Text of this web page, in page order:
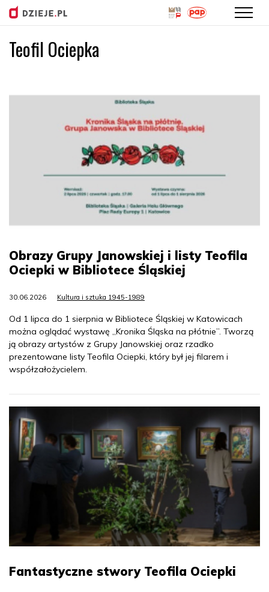
Teofil Ociepka
Obrazy Grupy Janowskiej i listy Teofila
Ociepki w Bibliotece Śląskiej
30.06.2026 Kultura i sztuka 1945-1989
Od 1 lipca do 1 sierpnia w Bibliotece Śląskiej w Katowicach
można oglądać wystawę „Kronika Śląska na płótnie”. Tworzą
ją obrazy artystów z Grupy Janowskiej oraz rzadko
prezentowane listy Teofila Ociepki, który był jej filarem i
współzałożycielem.
Fantastyczne stwory Teofila Ociepki